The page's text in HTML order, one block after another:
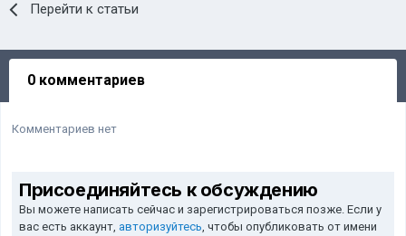
Перейти к статьи
0 комментариев
Комментариев нет
Присоединяйтесь к обсуждению
Вы можете написать сейчас и зарегистрироваться позже. Если у
вас есть аккаунт, авторизуйтесь, чтобы опубликовать от имени